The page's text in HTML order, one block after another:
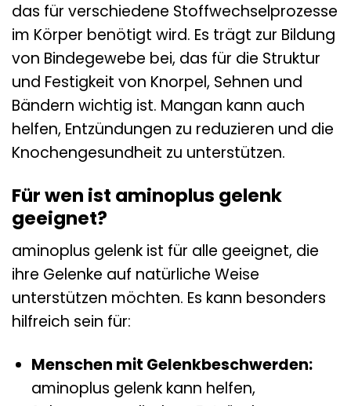
das für verschiedene Stoffwechselprozesse
im Körper benötigt wird. Es trägt zur Bildung
von Bindegewebe bei, das für die Struktur
und Festigkeit von Knorpel, Sehnen und
Bändern wichtig ist. Mangan kann auch
helfen, Entzündungen zu reduzieren und die
Knochengesundheit zu unterstützen.
Für wen ist aminoplus gelenk
geeignet?
aminoplus gelenk ist für alle geeignet, die
ihre Gelenke auf natürliche Weise
unterstützen möchten. Es kann besonders
hilfreich sein für:
Menschen mit Gelenkbeschwerden:
aminoplus gelenk kann helfen,